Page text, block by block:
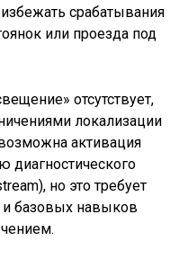
срабатывания
или проезда под
отсутствует,
локализации
активация
но это требует
базовых навыков